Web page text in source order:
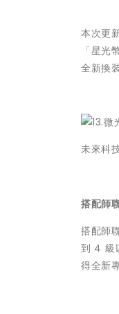
本次更
「星
全新換
未來科
搭配師
搭配師
到 4 級
得全新